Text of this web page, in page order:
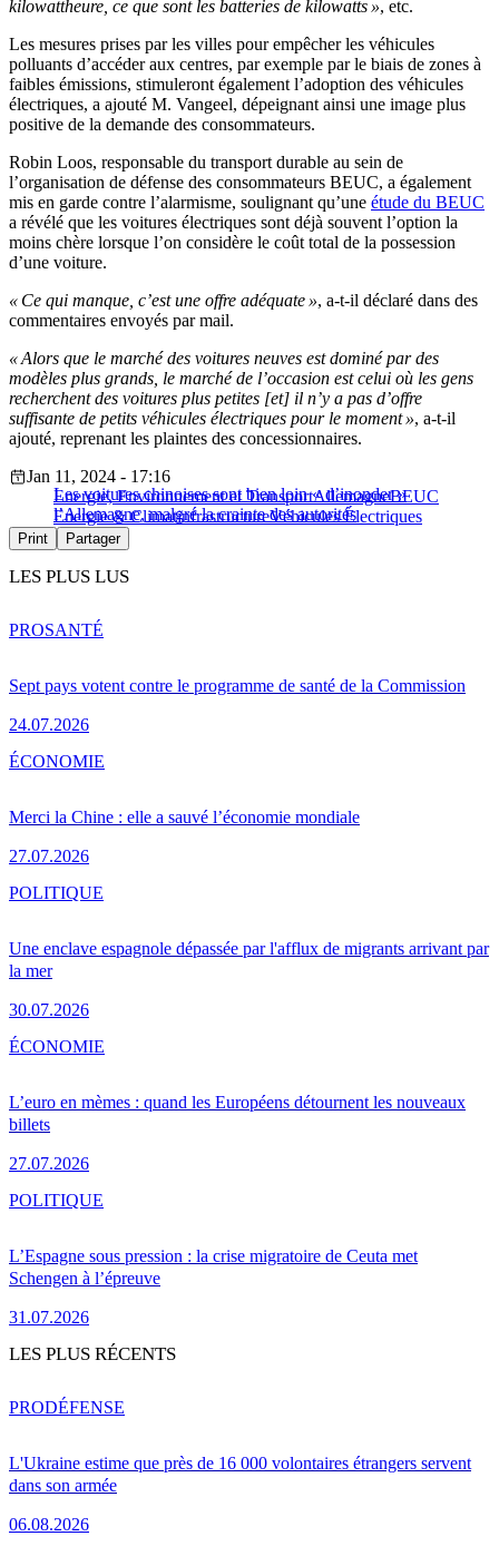
kilowattheure, ce que sont les batteries de kilowatts », etc.
Les mesures prises par les villes pour empêcher les véhicules
polluants d’accéder aux centres, par exemple par le biais de zones à
faibles émissions, stimuleront également l’adoption des véhicules
électriques, a ajouté M. Vangeel, dépeignant ainsi une image plus
positive de la demande des consommateurs.
Robin Loos, responsable du transport durable au sein de
l’organisation de défense des consommateurs BEUC, a également
mis en garde contre l’alarmisme, soulignant qu’une étude du BEUC
a révélé que les voitures électriques sont déjà souvent l’option la
moins chère lorsque l’on considère le coût total de la possession
d’une voiture.
« Ce qui manque, c’est une offre adéquate », a-t-il déclaré dans des
commentaires envoyés par mail.
« Alors que le marché des voitures neuves est dominé par des
modèles plus grands, le marché de l’occasion est celui où les gens
recherchent des voitures plus petites [et] il n’y a pas d’offre
suffisante de petits véhicules électriques pour le moment », a-t-il
ajouté, reprenant les plaintes des concessionnaires.
Les voitures chinoises sont bien loin « d’inonder »
l’Allemagne, malgré la crainte des autorités
Jan 11, 2024 - 17:16
Energie, Environnement et TransportAllemagneBEUC
Energie & ClimatinfrastructureVéhicules Électriques
Print Partager
LES PLUS LUS
Sept pays votent contre le programme de santé de la Commission
24.07.2026
PROSANTÉ
Merci la Chine : elle a sauvé l’économie mondiale
27.07.2026
ÉCONOMIE
Une enclave espagnole dépassée par l'afflux de migrants arrivant par
la mer
30.07.2026
POLITIQUE
L’euro en mèmes : quand les Européens détournent les nouveaux
billets
27.07.2026
ÉCONOMIE
L’Espagne sous pression : la crise migratoire de Ceuta met
Schengen à l’épreuve
31.07.2026
POLITIQUE
LES PLUS RÉCENTS
L'Ukraine estime que près de 16 000 volontaires étrangers servent
dans son armée
06.08.2026
PRODÉFENSE